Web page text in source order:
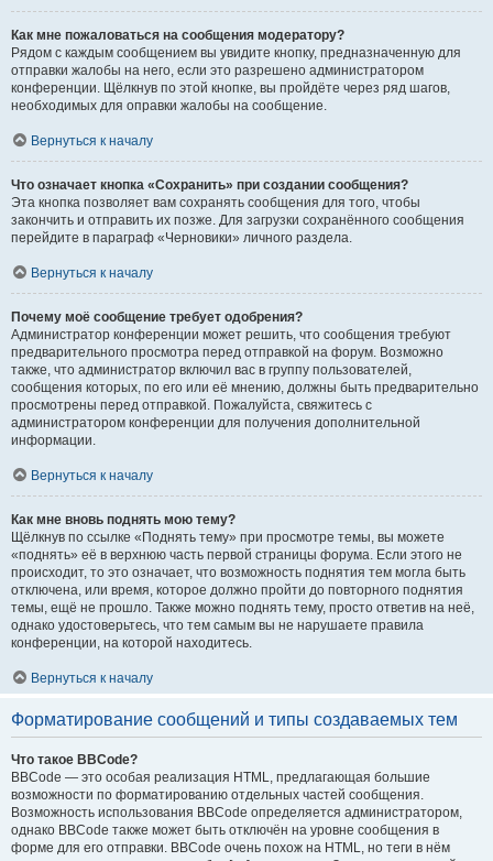
Как мне пожаловаться на сообщения модератору?
Рядом с каждым сообщением вы увидите кнопку, предназначенную для
отправки жалобы на него, если это разрешено администратором
конференции. Щёлкнув по этой кнопке, вы пройдёте через ряд шагов,
необходимых для оправки жалобы на сообщение.
Вернуться к началу
Что означает кнопка «Сохранить» при создании сообщения?
Эта кнопка позволяет вам сохранять сообщения для того, чтобы
закончить и отправить их позже. Для загрузки сохранённого сообщения
перейдите в параграф «Черновики» личного раздела.
Вернуться к началу
Почему моё сообщение требует одобрения?
Администратор конференции может решить, что сообщения требуют
предварительного просмотра перед отправкой на форум. Возможно
также, что администратор включил вас в группу пользователей,
сообщения которых, по его или её мнению, должны быть предварительно
просмотрены перед отправкой. Пожалуйста, свяжитесь с
администратором конференции для получения дополнительной
информации.
Вернуться к началу
Как мне вновь поднять мою тему?
Щёлкнув по ссылке «Поднять тему» при просмотре темы, вы можете
«поднять» её в верхнюю часть первой страницы форума. Если этого не
происходит, то это означает, что возможность поднятия тем могла быть
отключена, или время, которое должно пройти до повторного поднятия
темы, ещё не прошло. Также можно поднять тему, просто ответив на неё,
однако удостоверьтесь, что тем самым вы не нарушаете правила
конференции, на которой находитесь.
Вернуться к началу
Форматирование сообщений и типы создаваемых тем
Что такое BBCode?
BBCode — это особая реализация HTML, предлагающая большие
возможности по форматированию отдельных частей сообщения.
Возможность использования BBCode определяется администратором,
однако BBCode также может быть отключён на уровне сообщения в
форме для его отправки. BBCode очень похож на HTML, но теги в нём